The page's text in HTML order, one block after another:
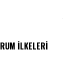
İLKELERI